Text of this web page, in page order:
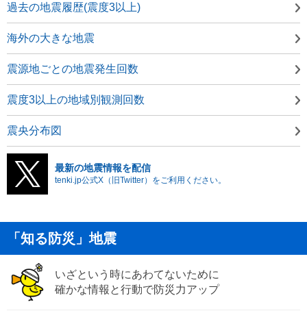
過去の地震履歴(震度3以上)
海外の大きな地震
震源地ごとの地震発生回数
震度3以上の地域別観測回数
震央分布図
最新の地震情報を配信
tenki.jp公式X（旧Twitter）をご利用ください。
「知る防災」地震
いざという時にあわてないために
確かな情報と行動で防災力アップ